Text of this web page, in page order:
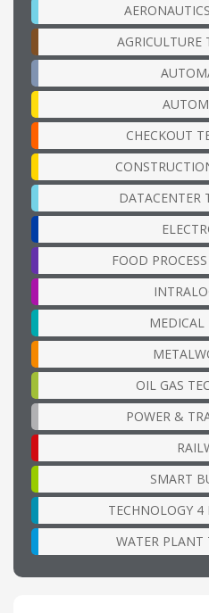
AGRICULTURE
CHECKOUT
DATACENTER
FOOD
MEDICAL
OIL GAS
POWER &
SMART
TECHNOLOGY
WATER PLANT